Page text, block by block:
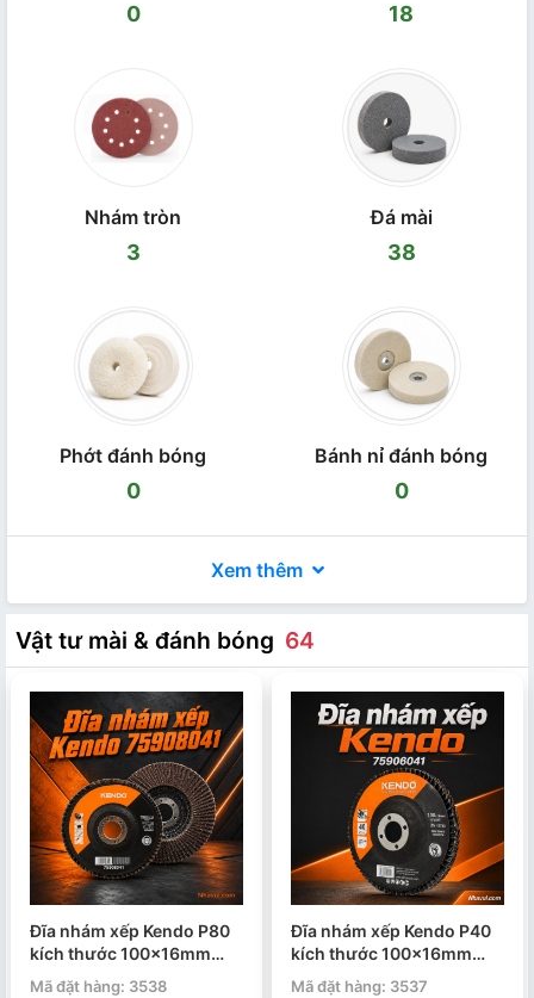
0 18
Nhám tròn
3
Đá mài
38
Phớt đánh bóng
0
Bánh nỉ đánh bóng
0
Xem thêm
Vật tư mài & đánh bóng 64
Đĩa nhám xếp Kendo P80
kích thước 100x16mm
75908041
Mã đặt hàng: 3538
Đĩa nhám xếp Kendo P40
kích thước 100x16mm
75906041
Mã đặt hàng: 3537